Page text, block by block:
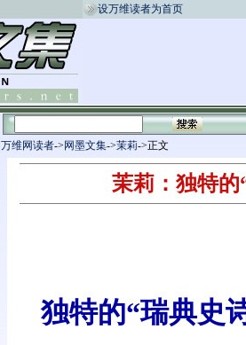
设万维读者为首页
万维网读者-> 网墨文集->茉莉->正文
茉莉：独特
独特的“瑞典史